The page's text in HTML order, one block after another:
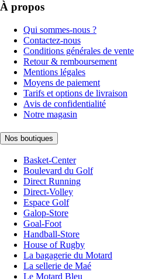
À propos
Qui sommes-nous ?
Contactez-nous
Conditions générales de vente
Retour & remboursement
Mentions légales
Moyens de paiement
Tarifs et options de livraison
Avis de confidentialité
Notre magasin
Nos boutiques
Basket-Center
Boulevard du Golf
Direct Running
Direct-Volley
Espace Golf
Galop-Store
Goal-Foot
Handball-Store
House of Rugby
La bagagerie du Motard
La sellerie de Maé
Le Motard Bleu